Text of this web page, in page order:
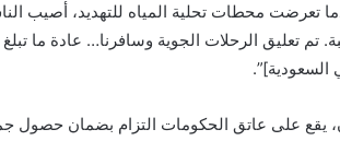
تعرضت محطات تحلية المياه للتهديد، أصيب
يقع على عاتق الحكومات التزام بضمان حصول